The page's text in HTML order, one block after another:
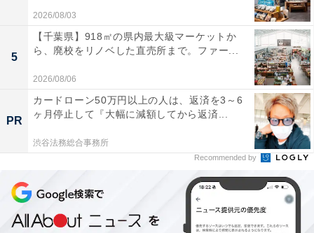
「神戸天空温泉 銀河の湯」には以下のような口コミが寄
せられています。
加温・加水なしのかけ流し源泉浴槽は体温に近い温
度でずっと入っていられます。微かにラドンの香り
がして、上がったあとも肌がつるつるになるのが実
感できました。
ボナサウナは熱が下から来るタイプで、じんわりと
深く汗がかけます。そのあと水風呂で締めて、露天
2026/08/03
5
【千葉県】918㎡の県内最大級マーケットか
ら、廃校をリノベした直売所まで。ファー...
2026/08/06
PR
カードローン50万円以上の人は、返済を3～6
ヶ月停止して『大幅に減額してから返済...
渋谷法務総合事務所
Recommended by